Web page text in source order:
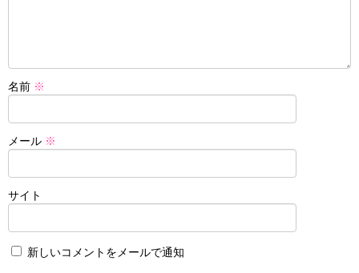
名前 ※
メール ※
サイト
新しいコメントをメールで通知